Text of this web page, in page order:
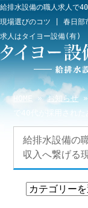
給排水設備の職人求人で
現場選びのコツ | 春日部
求人はタイヨー設備(有)
HOME »お知らせ »
で40代が採用され
給排水設備の
収入へ繋げる